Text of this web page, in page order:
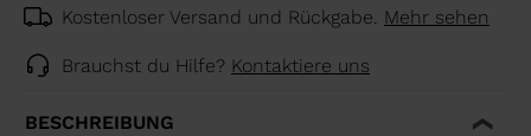
Kostenloser Versand und Rückgabe. Mehr sehen
Brauchst du Hilfe? Kontaktiere uns
BESCHREIBUNG